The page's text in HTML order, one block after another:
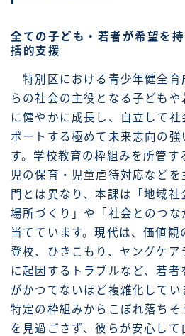
全ての子ども・若者が希望を
括的支援
特別区における青少年健全育
らの社会の主役となる子ども
に健やかに成長し、自立して
ポートする極めて未来志向の強
す。学校教育の枠組みを所管す
児の保育・児童虐待対応など
門とは異なり、本課は「地域
場所づくり」や「社会とのつな
当てています。現代は、価値観
登校、ひきこもり、ヤングケア
に起因するトラブルなど、若
がかつてないほど複雑化してい
特定の枠組みからこぼれ落ち
を見過ごさず、彼らが安心し